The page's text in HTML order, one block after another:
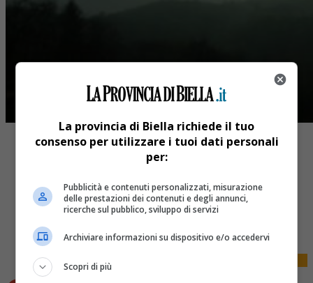
Share
La provincia di Biella richiede il tuo
consenso per utilizzare i tuoi dati personali
per:
Pubblicità e contenuti personalizzati, misurazione
delle prestazioni dei contenuti e degli annunci,
ricerche sul pubblico, sviluppo di servizi
Archiviare informazioni su dispositivo e/o accedervi
Scopri di più